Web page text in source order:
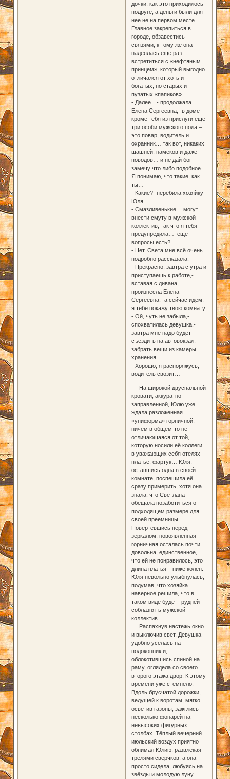
дочки, как это приходилось
подруге, а деньги были для
нее не на первом месте.
Главное закрепиться в
городе, обзавестись
связями, к тому же она
надеялась еще раз
встретиться с «нефтяным
принцем», который выгодно
отличался от хоть и
богатых, но старых и
пузатых «папиков»…
- Далее…- продолжала
Елена Сергеевна,- в доме
кроме тебя из прислуги еще
три особи мужского пола –
это повар, водитель и
охранник… так вот, никаких
шашней, намёков и даже
поводов… и не дай бог
замечу что либо подобное.
Я понимаю, что такие, как
ты…
- Какие?- перебила хозяйку
Юля.
- Смазливенькие… могут
внести смуту в мужской
коллектив, так что я тебя
предупредила… еще
вопросы есть?
- Нет. Света мне всё очень
подробно рассказала.
- Прекрасно, завтра с утра и
приступаешь к работе,-
вставая с дивана,
произнесла Елена
Сергеевна,- а сейчас идём,
я тебе покажу твою комнату.
- Ой, чуть не забыла,-
спохватилась девушка,-
завтра мне надо будет
съездить на автовокзал,
забрать вещи из камеры
хранения.
- Хорошо, я распоряжусь,
водитель свозит…
На широкой двуспальной
кровати, аккуратно
заправленной, Юлю уже
ждала разложенная
«униформа» горничной,
ничем в общем-то не
отличающаяся от той,
которую носили её коллеги
в уважающих себя отелях –
платье, фартук… Юля,
оставшись одна в своей
комнате, поспешила её
сразу примерить, хотя она
знала, что Светлана
обещала позаботиться о
подходящем размере для
своей преемницы.
Повертевшись перед
зеркалом, новоявленная
горничная осталась почти
довольна, единственное,
что ей не понравилось, это
длина платья – ниже колен.
Юля невольно улыбнулась,
подумав, что хозяйка
наверное решила, что в
таком виде будет трудней
соблазнять мужской
коллектив.
Распахнув настежь окно
и выключив свет, Девушка
удобно уселась на
подоконник и,
облокотившись спиной на
раму, оглядела со своего
второго этажа двор. К этому
времени уже стемнело.
Вдоль брусчатой дорожки,
ведущей к воротам, мягко
осветив газоны, зажглись
несколько фонарей на
невысоких фигурных
столбах. Тёплый вечерний
июльский воздух приятно
обнимал Юлию, развлекая
трелями сверчков, а она
просто сидела, любуясь на
звёзды и молодую луну…